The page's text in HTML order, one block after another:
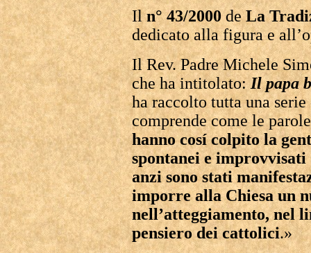
Iln° 43/2000deLa
dedicato alla figura e
Il Rev. Padre Michele
che ha intitolato:Il papa
ha raccolto tutta una
comprende come le
hanno cosí colpito la
spontanei e
anzi sono stati
imporre alla Chiesa un
nell’atteggiamento, nel
pensiero dei cattolici.»